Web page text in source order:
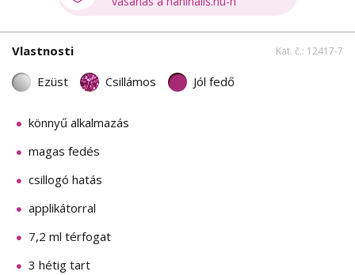
Vlastnosti Kat. č.: 12417-7
Ezüst Csillámos Jól fedő
könnyű alkalmazás
magas fedés
csillogó hatás
applikátorral
7,2 ml térfogat
3 hétig tart